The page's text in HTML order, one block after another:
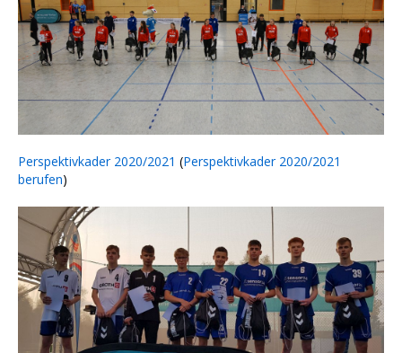
Perspektivkader 2020/2021 (Perspektivkader 2020/2021
berufen)